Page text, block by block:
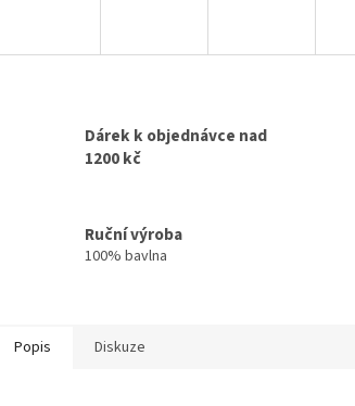
Dárek k objednávce nad
1200 kč
Ruční výroba
100% bavlna
Popis Diskuze